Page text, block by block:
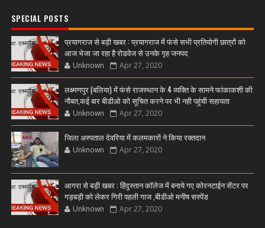
SPECIAL POSTS
प्रयागराज से बड़ी खबर : प्रयागराज में फंसे सभी प्रतियोगी छात्रों को
आज भेजा जा रहा है रोडवेज से उनके गृह जनपद
Unknown Apr 27, 2020
लक्ष्मणपुर (बलिया) में फंसे राजस्थान के 4 व्यक्ति के सामने फांकाकशी की
नौबत,कई बार बीडीओ को सूचित करने पर भी नही पहुंची सहायता
Unknown Apr 27, 2020
जिला अस्पताल देवरिया में कलमकारों ने किया रक्तदान
Unknown Apr 27, 2020
आगरा से बड़ी खबर : हिंदुस्तान कॉलेज में बनाये गए कोरनटाईन सेंटर पर
गड़बड़ी को लेकर गिरी पहली गाज ,बीडीओ मनीष सस्पेंड
Unknown Apr 27, 2020